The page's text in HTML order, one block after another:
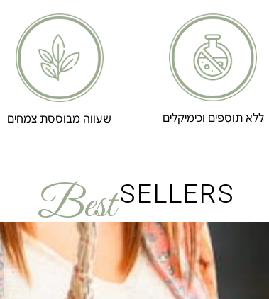
ללא תוספים וכימיקלים שעווה מבוססת צמחים
SELLERS
Best